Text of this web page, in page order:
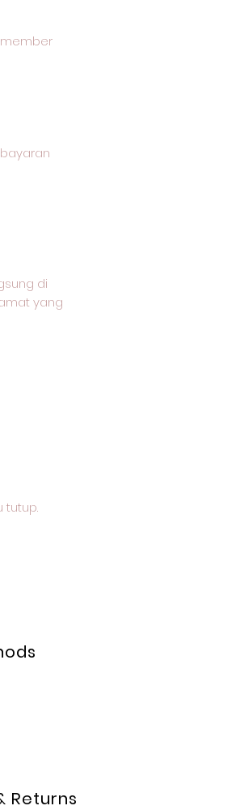
di
yang
tutup.
Returns